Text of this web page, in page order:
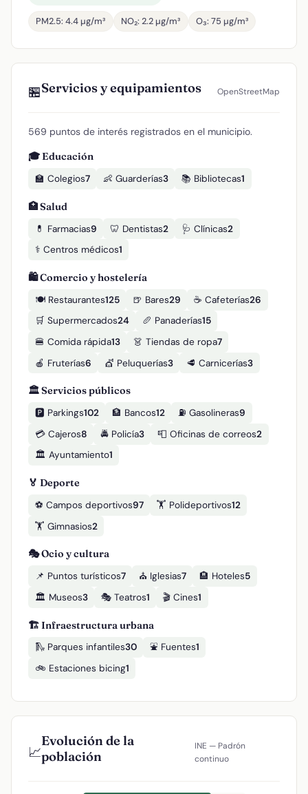
PM2.5: 4.4 µg/m³ NO₂: 2.2 µg/m³ O₃: 75 µg/m³
🏪Servicios y equipamientos OpenStreetMap
569 puntos de interés registrados en el municipio.
🎓 Educación
🏫 Colegios7 👶 Guarderías3 📚 Bibliotecas1
🏥 Salud
💊 Farmacias9 🦷 Dentistas2 🩺 Clínicas2
⚕️ Centros médicos1
🛍️ Comercio y hostelería
🍽️ Restaurantes125 🍺 Bares29 ☕ Cafeterías26
🛒 Supermercados24 🥖 Panaderías15
🍔 Comida rápida13 👗 Tiendas de ropa7
🍎 Fruterías6 💇 Peluquerías3 🥩 Carnicerías3
🏛️ Servicios públicos
🅿️ Parkings102 🏦 Bancos12 ⛽ Gasolineras9
💳 Cajeros8 🚔 Policía3 📮 Oficinas de correos2
🏛️ Ayuntamiento1
🏅 Deporte
⚽ Campos deportivos97 🏋️ Polideportivos12
🏋️ Gimnasios2
🎭 Ocio y cultura
📌 Puntos turísticos7 ⛪ Iglesias7 🏨 Hoteles5
🏛️ Museos3 🎭 Teatros1 🎬 Cines1
🏗️ Infraestructura urbana
🛝 Parques infantiles30 ⛲ Fuentes1
🚲 Estaciones bicing1
📈
Evolución de la
población
INE — Padrón
continuo